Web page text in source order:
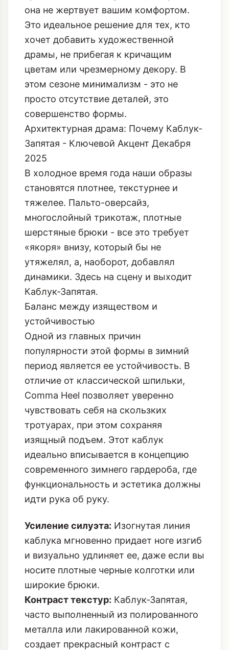
она не жертвует вашим комфортом.
Это идеальное решение для тех, кто
хочет добавить художественной
драмы, не прибегая к кричащим
цветам или чрезмерному декору. В
этом сезоне минимализм - это не
просто отсутствие деталей, это
совершенство формы.
Архитектурная драма: Почему Каблук-
Запятая - Ключевой Акцент Декабря
2025
В холодное время года наши образы
становятся плотнее, текстурнее и
тяжелее. Пальто-оверсайз,
многослойный трикотаж, плотные
шерстяные брюки - все это требует
«якоря» внизу, который бы не
утяжелял, а, наоборот, добавлял
динамики. Здесь на сцену и выходит
Каблук-Запятая.
Баланс между изяществом и
устойчивостью
Одной из главных причин
популярности этой формы в зимний
период является ее устойчивость. В
отличие от классической шпильки,
Comma Heel позволяет уверенно
чувствовать себя на скользких
тротуарах, при этом сохраняя
изящный подъем. Этот каблук
идеально вписывается в концепцию
современного зимнего гардероба, где
функциональность и эстетика должны
идти рука об руку.
Усиление силуэта: Изогнутая линия
каблука мгновенно придает ноге изгиб
и визуально удлиняет ее, даже если вы
носите плотные черные колготки или
широкие брюки.
Контраст текстур: Каблук-Запятая,
часто выполненный из полированного
металла или лакированной кожи,
создает прекрасный контраст с